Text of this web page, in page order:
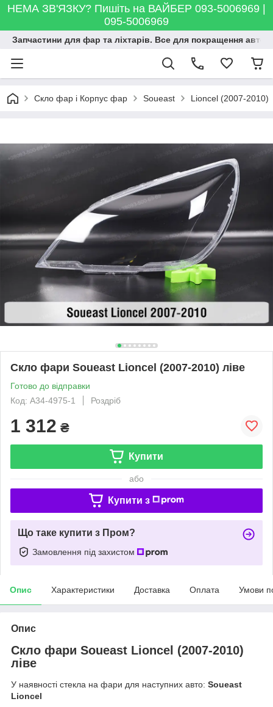
НЕМА ЗВ'ЯЗКУ? Пишіть на ВАЙБЕР 093-5006969 |
095-5006969
Запчастини для фар та ліхтарів. Все для покращення
Скло фар і Корпус фар Soueast Lioncel (2007-2010)
Скло фари Soueast Lioncel (2007-2010) ліве
Готово до відправки
Код: A34-4975-1
Роздріб
1 312 ₴
Купити
або
Купити з
Що таке купити з Пром?
Замовлення під захистом
Опис Характеристики Доставка Оплата Умови
Опис
Скло фари Soueast Lioncel (2007-2010)
ліве
У наявності стекла на фари для наступних авто: Soueast
Lioncel